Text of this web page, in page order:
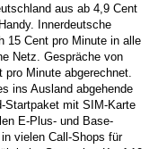
aus ab 4,9 Cent
Innerdeutsche
15 Cent pro Minute in alle
Netz. Gespräche von
Minute abgerechnet.
ins Ausland abgehende
Startpaket mit SIM-Karte
E-Plus- und Base-
vielen Call-Shops für